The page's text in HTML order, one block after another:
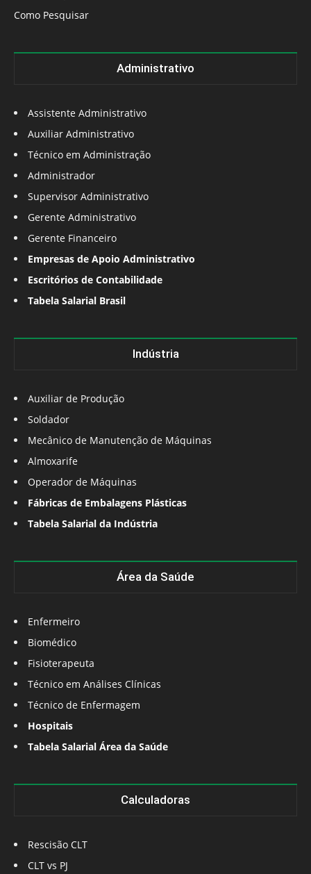
Como Pesquisar
Administrativo
Assistente Administrativo
Auxiliar Administrativo
Técnico em Administração
Administrador
Supervisor Administrativo
Gerente Administrativo
Gerente Financeiro
Empresas de Apoio Administrativo
Escritórios de Contabilidade
Tabela Salarial Brasil
Indústria
Auxiliar de Produção
Soldador
Mecânico de Manutenção de Máquinas
Almoxarife
Operador de Máquinas
Fábricas de Embalagens Plásticas
Tabela Salarial da Indústria
Área da Saúde
Enfermeiro
Biomédico
Fisioterapeuta
Técnico em Análises Clínicas
Técnico de Enfermagem
Hospitais
Tabela Salarial Área da Saúde
Calculadoras
Rescisão CLT
CLT vs PJ